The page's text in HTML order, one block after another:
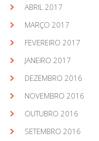
ABRIL 2017
MARÇO 2017
FEVEREIRO 2017
JANEIRO 2017
DEZEMBRO 2016
NOVEMBRO 2016
OUTUBRO 2016
SETEMBRO 2016